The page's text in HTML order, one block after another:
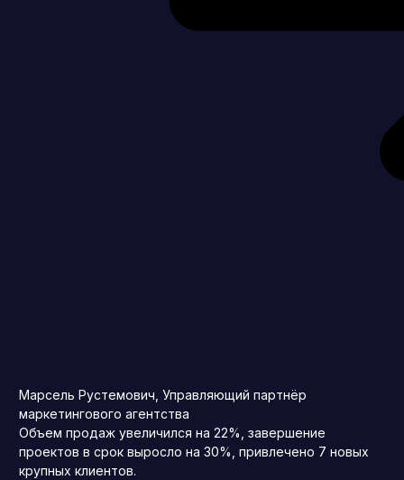
Марсель Рустемович, Управляющий партнёр
маркетингового агентства
Объем продаж увеличился на 22%, завершение
проектов в срок выросло на 30%, привлечено 7 новых
крупных клиентов.